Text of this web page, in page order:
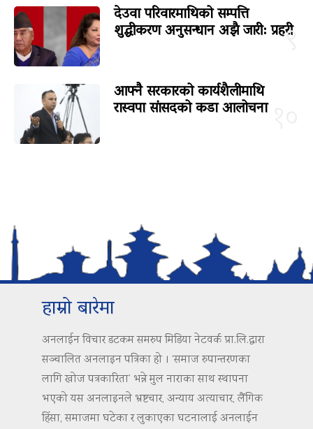
९
देउवा परिवारमाथिको सम्पत्ति
शुद्धीकरण अनुसन्धान अझै जारी: प्रहरी
आफ्नै सरकारको कार्यशैलीमाथि
रास्वपा सांसदको कडा आलोचना
हाम्रो बारेमा
अनलाईन विचार डटकम समरुप मिडिया नेटवर्क प्रा.लि.द्वारा
सञ्चालित अनलाइन पत्रिका हो । ‘समाज रुपान्तरणका
लागि खोज पत्रकारिता’ भन्ने मुल नाराका साथ स्थापना
भएको यस अनलाइनले भ्रष्टचार, अन्याय अत्याचार, लैंगिक
हिंसा, समाजमा घटेका र लुकाएका घटनालाई अनलाईन